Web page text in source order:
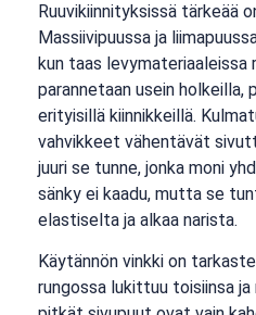
Ruuvikiinnityksissä tärkeää
Massiivipuussa ja
kun taas levymateriaaleissa
parannetaan usein
erityisillä kiinnikkeillä.
vahvikkeet vähentävät
juuri se tunne, jonka moni
sänky ei kaadu, mutta se
elastiselta ja alkaa narista.
Käytännön vinkki on
rungossa lukittuu toisiinsa